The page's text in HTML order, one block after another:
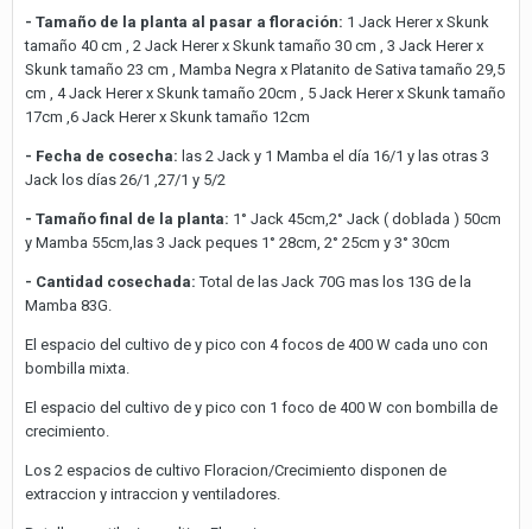
- Tamaño de la planta al pasar a floración: 1 Jack Herer x Skunk
tamaño 40 cm , 2 Jack Herer x Skunk tamaño 30 cm , 3 Jack Herer x
Skunk tamaño 23 cm , Mamba Negra x Platanito de Sativa tamaño 29,5
cm , 4 Jack Herer x Skunk tamaño 20cm , 5 Jack Herer x Skunk tamaño
17cm ,6 Jack Herer x Skunk tamaño 12cm
- Fecha de cosecha: las 2 Jack y 1 Mamba el día 16/1 y las otras 3
Jack los días 26/1 ,27/1 y 5/2
- Tamaño final de la planta: 1° Jack 45cm,2° Jack ( doblada ) 50cm
y Mamba 55cm,las 3 Jack peques 1° 28cm, 2° 25cm y 3° 30cm
- Cantidad cosechada: Total de las Jack 70G mas los 13G de la
Mamba 83G.
El espacio del cultivo de y pico con 4 focos de 400 W cada uno con
bombilla mixta.
El espacio del cultivo de y pico con 1 foco de 400 W con bombilla de
crecimiento.
Los 2 espacios de cultivo Floracion/Crecimiento disponen de
extraccion y intraccion y ventiladores.